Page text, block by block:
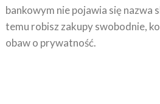
bankowym nie pojawia się nazwa
temu robisz zakupy swobodnie,
obaw o prywatność.